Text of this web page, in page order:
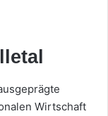
Wirtschaft